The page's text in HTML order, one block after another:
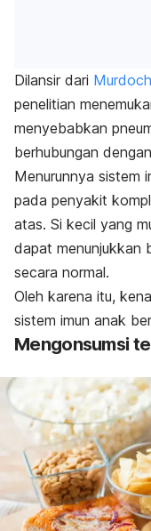
Dilansir dari
penelitian
menyebabkan
berhubungan
Menurunnya sistem
pada penyakit
atas. Si kecil yang
dapat menunjukkan
secara normal.
Oleh karena itu,
sistem imun anak
Mengonsumsi